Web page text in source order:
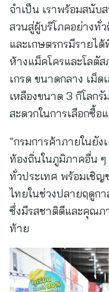
จำเป็น เราพร้อมสนั
สวนสู่ผู้บริโภคอย่างทั่
และเกษตรกรมีรายไ
ห้างแม็คโครและโลตั
เกรด ขนาดกลาง เม็ด
เหลืองขนาด 3 กิโลก
สะดวกในการเลือกซื้อ
”กรมการค้าภายในยั
ท้องถิ่นในภูมิภาคอื่น ๆ
ทั่วประเทศ พร้อมเชิ
ไทยในช่วงปลายฤดูก
ซึ่งมีรสชาติดีและคุณภ
ท้าย